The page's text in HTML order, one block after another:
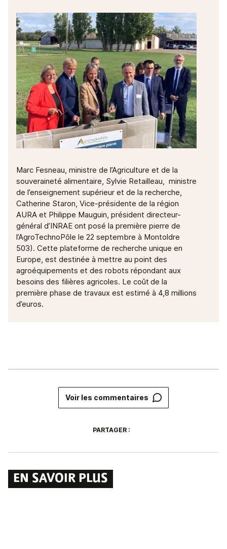
Marc Fesneau, ministre de l’Agriculture et de la
souveraineté alimentaire, Sylvie Retailleau, ministre
de l’enseignement supérieur et de la recherche,
Catherine Staron, Vice-présidente de la région
AURA et Philippe Mauguin, président directeur-
général d’INRAE ont posé la première pierre de
l’AgroTechnoPôle le 22 septembre à Montoldre
503). Cette plateforme de recherche unique en
Europe, est destinée à mettre au point des
agroéquipements et des robots répondant aux
besoins des filières agricoles. Le coût de la
première phase de travaux est estimé à 4,8 millions
d’euros.
Voir les commentaires
PARTAGER :
EN SAVOIR PLUS